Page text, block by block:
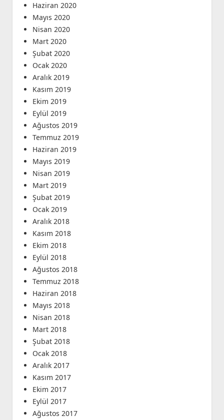
Haziran 2020
Mayıs 2020
Nisan 2020
Mart 2020
Şubat 2020
Ocak 2020
Aralık 2019
Kasım 2019
Ekim 2019
Eylül 2019
Ağustos 2019
Temmuz 2019
Haziran 2019
Mayıs 2019
Nisan 2019
Mart 2019
Şubat 2019
Ocak 2019
Aralık 2018
Kasım 2018
Ekim 2018
Eylül 2018
Ağustos 2018
Temmuz 2018
Haziran 2018
Mayıs 2018
Nisan 2018
Mart 2018
Şubat 2018
Ocak 2018
Aralık 2017
Kasım 2017
Ekim 2017
Eylül 2017
Ağustos 2017